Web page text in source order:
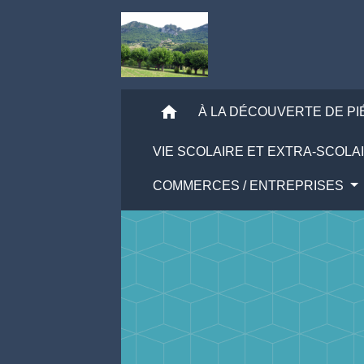
home À LA DÉCOUVERTE DE
VIE SCOLAIRE ET EXTRA-
COMMERCES / ENTREPRISES